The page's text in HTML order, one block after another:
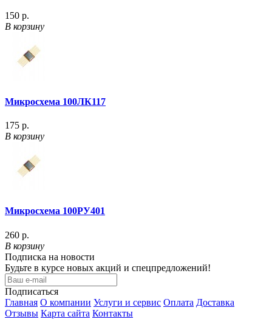
150 р.
В корзину
Микросхема 100ЛК117
175 р.
В корзину
Микросхема 100РУ401
260 р.
В корзину
Подписка на новости
Будьте в курсе новых акций и спецпредложений!
Подписаться
Главная О компании Услуги и сервис Оплата Доставка
Отзывы Карта сайта Контакты